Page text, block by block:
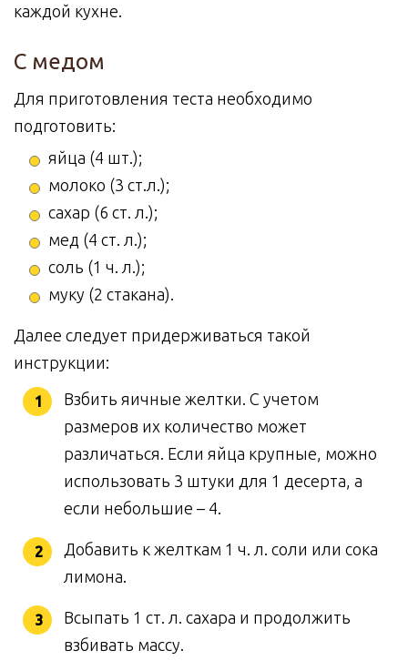
каждой кухне.
С медом
Для приготовления теста необходимо
подготовить:
яйца (4 шт.);
молоко (3 ст.л.);
сахар (6 ст. л.);
мед (4 ст. л.);
соль (1 ч. л.);
муку (2 стакана).
Далее следует придерживаться такой
инструкции:
Взбить яичные желтки. С учетом
размеров их количество может
различаться. Если яйца крупные, можно
использовать 3 штуки для 1 десерта, а
если небольшие – 4.
Добавить к желткам 1 ч. л. соли или сока
лимона.
Всыпать 1 ст. л. сахара и продолжить
взбивать массу.